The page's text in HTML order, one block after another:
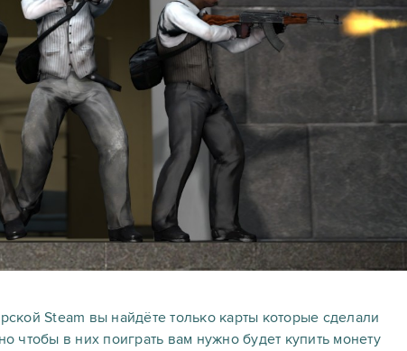
Steam вы найдёте только карты которые сделали
чтобы в них поиграть вам нужно будет купить монету